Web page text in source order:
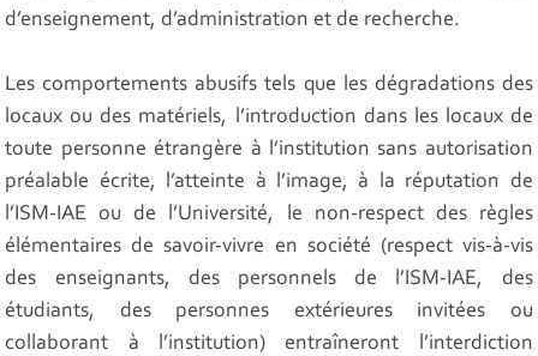
d’enseignement, d’administration et de recherche.
Les comportements abusifs tels que les dégradations des
locaux ou des matériels, l’introduction dans les locaux de
toute personne étrangère à l’institution sans autorisation
préalable écrite, l’atteinte à l’image, à la réputation de
l’ISM-IAE ou de l’Université, le non-respect des règles
élémentaires de savoir-vivre en société (respect vis-à-vis
des enseignants, des personnels de l’ISM-IAE, des
étudiants, des personnes extérieures invitées ou
collaborant à l’institution) entraîneront l’interdiction